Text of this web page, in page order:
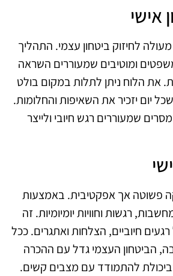
אישי
מעולה לחיזוק ביטחון עצמי. התהליך
ומוטיבים שמעוררים השראה
את הלוח ניתן לתלות במקום בולט
יום יזכיר את השאיפות והחלומות.
שמעוררים רגש חיובי ולייצר
פשוטה אך אפקטיבית. באמצעות
רגשות וחוויות יומיומיות. זה
חיוביים, הצלחות ואתגרים. ככל
הביטחון העצמי גדל עם ההכרה
להתמודד עם מצבים קשים.